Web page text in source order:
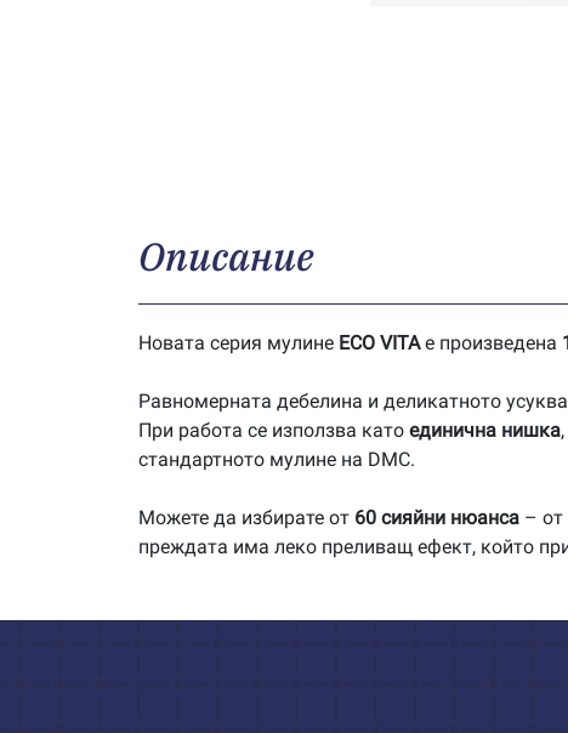
Описание
Новата серия мулине ECO VITAе произведена
Равномерната дебелина и деликатното
При работа се използва като единична нишка
стандартното мулине на DMC.
Можете да избирате от 60 сияйни нюанса – от
преждата има леко преливащ ефект, който